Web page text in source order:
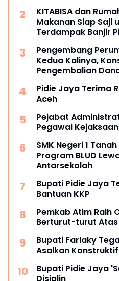
KITABISA dan
Makanan Siap Saji
Terdampak Banjir
Pengembang
Kedua Kalinya,
Pengembalian
Pidie Jaya Terima
Aceh
Pejabat
Pegawai
SMK Negeri 1
Program BLUD
Antarsekolah
Bupati Pidie Jaya
Bantuan KKP
Pemkab Atim Raih
Berturut-turut Atas
Bupati Farlaky
Asalkan Konstruktif
Bupati Pidie Jaya